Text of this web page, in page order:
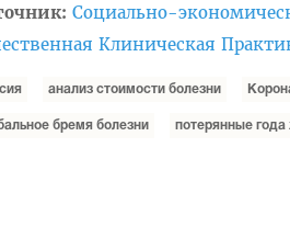
Социально-
Клиническая
анализ стоимости болезни
бремя болезни потерянные года